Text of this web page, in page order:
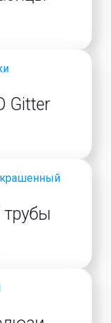
Gitter
трубы